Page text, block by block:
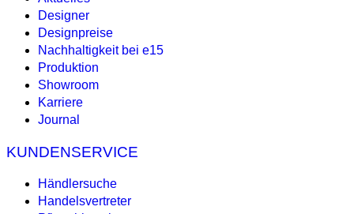
Designer
Designpreise
Nachhaltigkeit bei e15
Produktion
Showroom
Karriere
Journal
KUNDENSERVICE
Händlersuche
Handelsvertreter